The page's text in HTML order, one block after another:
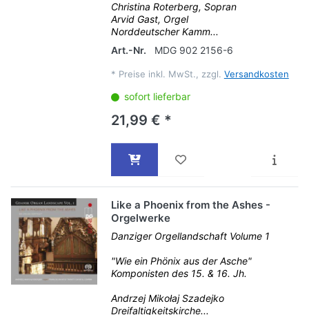
Christina Roterberg, Sopran
Arvid Gast, Orgel
Norddeutscher Kamm...
Art.-Nr.
MDG 902 2156-6
* Preise inkl. MwSt., zzgl. Versandkosten
sofort lieferbar
21,99 € *
Like a Phoenix from the Ashes -
Orgelwerke
Danziger Orgellandschaft Volume 1
"Wie ein Phönix aus der Asche"
Komponisten des 15. & 16. Jh.
Andrzej Mikołaj Szadejko
Dreifaltigkeitskirche...